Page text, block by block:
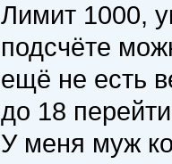
Лимит 1000,
подсчёте
ещё не есть
до 18
У меня муж